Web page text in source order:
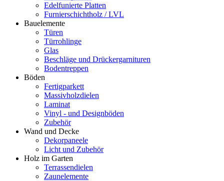
Edelfunierte Platten
Furnierschichtholz / LVL
Bauelemente
Türen
Türrohlinge
Glas
Beschläge und Drückergarnituren
Bodentreppen
Böden
Fertigparkett
Massivholzdielen
Laminat
Vinyl - und Designböden
Zubehör
Wand und Decke
Dekorpaneele
Licht und Zubehör
Holz im Garten
Terrassendielen
Zaunelemente